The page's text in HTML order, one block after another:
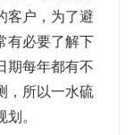
客户，为了避
有必要了解下
期每年都有不
，所以一水硫
。